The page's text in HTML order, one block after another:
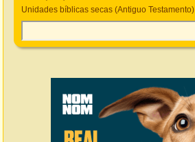
Unidades bíblicas secas (Antiguo Testamento)